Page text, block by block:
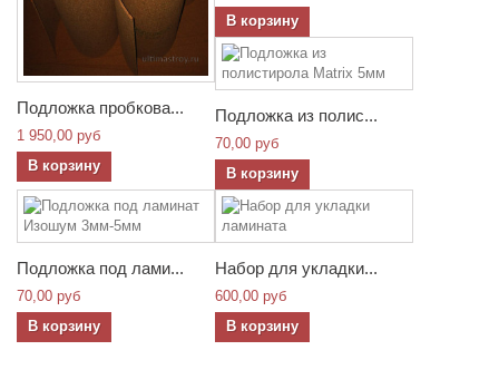
Подложка пробкова...
1 950,00 руб
В корзину
В корзину
Подложка из полис...
70,00 руб
В корзину
Подложка под лами...
70,00 руб
В корзину
Набор для укладки...
600,00 руб
В корзину